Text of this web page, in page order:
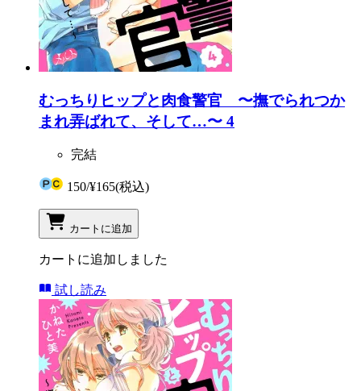
むっちりヒップと肉食警官 〜撫でられつか
まれ弄ばれて、そして…〜 4
完結
150/¥165(税込)
カートに追加
カートに追加しました
試し読み